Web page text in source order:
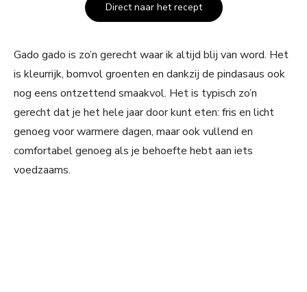
Direct naar het recept
Gado gado is zo’n gerecht waar ik altijd blij van word. Het
is kleurrijk, bomvol groenten en dankzij de pindasaus ook
nog eens ontzettend smaakvol. Het is typisch zo’n
gerecht dat je het hele jaar door kunt eten: fris en licht
genoeg voor warmere dagen, maar ook vullend en
comfortabel genoeg als je behoefte hebt aan iets
voedzaams.